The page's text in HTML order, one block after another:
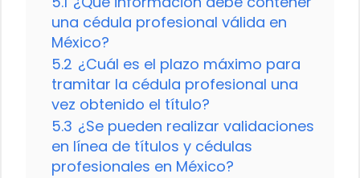
una cédula profesional válida en
México?
5.2 ¿Cuál es el plazo máximo para
tramitar la cédula profesional una
vez obtenido el título?
5.3 ¿Se pueden realizar validaciones
en línea de títulos y cédulas
profesionales en México?